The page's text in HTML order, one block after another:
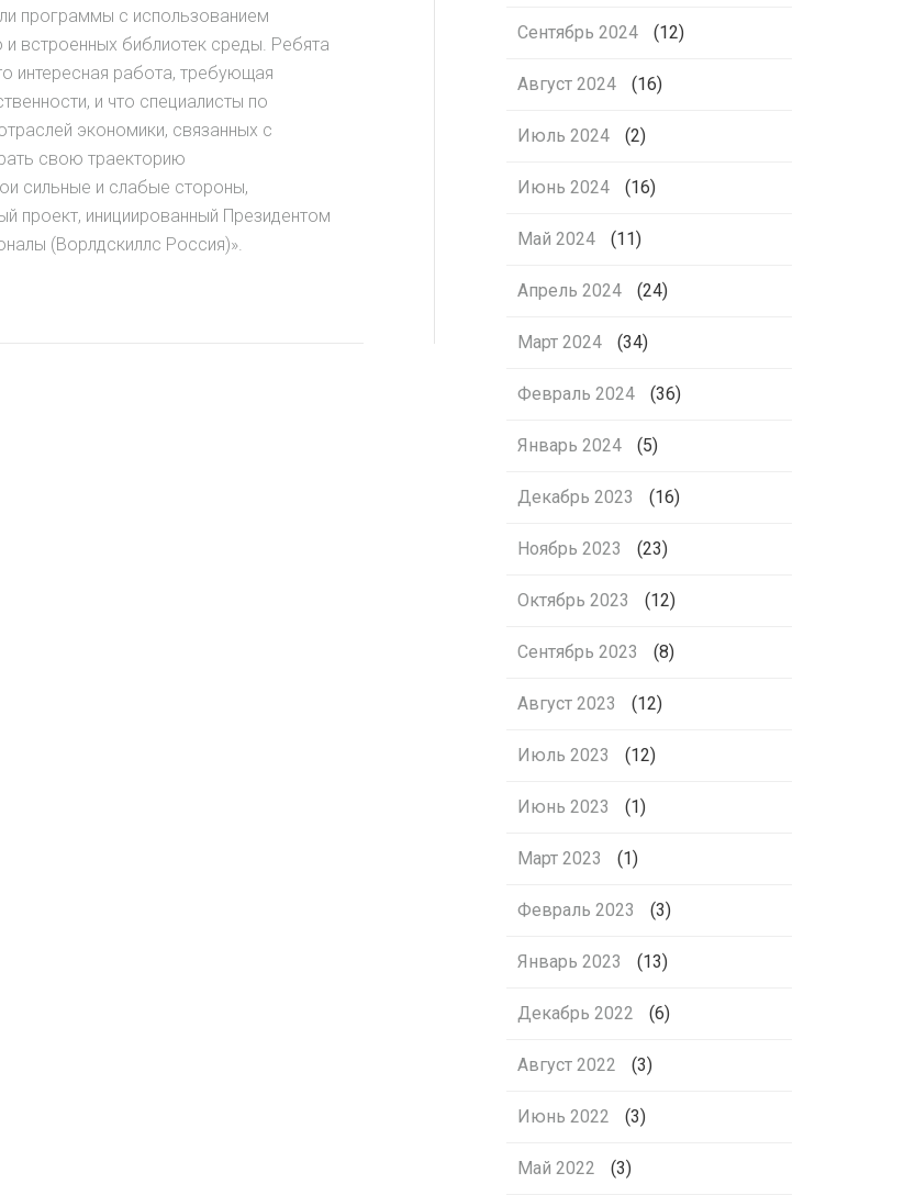
программы с использованием
встроенных библиотек среды. Ребята
интересная работа, требующая
и что специалисты по
экономики, связанных с
свою траекторию
сильные и слабые стороны,
проект, инициированный Президентом
(Ворлдскиллс Россия)».
Сентябрь 2024 (12)
Август 2024 (16)
Июль 2024 (2)
Июнь 2024 (16)
Май 2024 (11)
Апрель 2024 (24)
Март 2024 (34)
Февраль 2024 (36)
Январь 2024 (5)
Декабрь 2023 (16)
Ноябрь 2023 (23)
Октябрь 2023 (12)
Сентябрь 2023 (8)
Август 2023 (12)
Июль 2023 (12)
Июнь 2023 (1)
Март 2023 (1)
Февраль 2023 (3)
Январь 2023 (13)
Декабрь 2022 (6)
Август 2022 (3)
Июнь 2022 (3)
Май 2022 (3)